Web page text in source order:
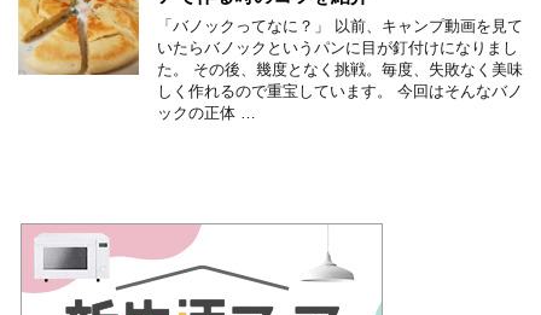
「バノックってなに？」 以前、キャンプ動画を見て
いたらバノックというパンに目が釘付けになりまし
た。 その後、幾度となく挑戦。毎度、失敗なく美味
しく作れるので重宝しています。 今回はそんなバノ
ックの正体 …